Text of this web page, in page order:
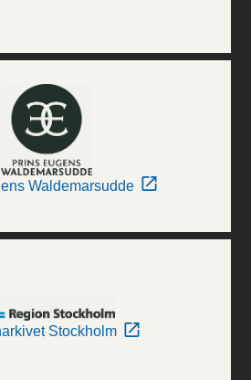
Waldemarsudde
Stockholm